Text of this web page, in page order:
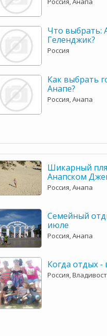
Что выбрать:
Геленджик?
Россия
Как выбрать
Анапе?
Россия, Анапа
Шикарный
Анапском
Россия, Анапа
Семейный
июле
Россия, Анапа
Когда отдых -
Россия,